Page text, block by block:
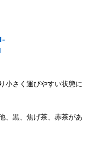
小さく運びやすい状態に
、黒、焦げ茶、赤茶があ